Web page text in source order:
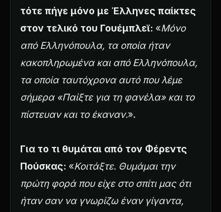
τότε πήγε μόνο με Έλληνες παίκτες
στον τελικό του Γουέμπλεϊ: «Μόνο
από Ελληνόπουλα, τα οποία ήταν
κακοπληρωμένα και από Ελληνόπουλα,
τα οποία ταυτόχρονα αυτό που λέμε
σήμερα «Παίξτε για τη φανέλα» και το
πίστευαν και το έκαναν.».
Για το τι θυμάται από τον Φέρεντς
Πούσκας: «Κοιτάξτε. Θυμάμαι την
πρώτη φορά που είχε στο σπίτι μας ότι
ήταν σαν να γνωρίζω έναν γίγαντα,